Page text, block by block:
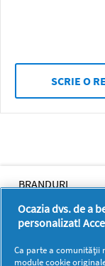
SCRIE O
BRANDURI
BRANDURI
SUPORT
Ocazia dvs. de a
personalizat!
Ca parte a comunității
module cookie